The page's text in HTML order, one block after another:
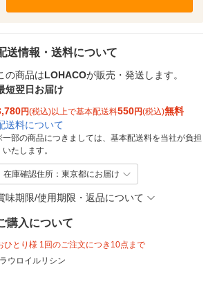
送情報・送料について
の商品はLOHACOが販売・発送します。
短翌日お届け
円(税込)以上で基本配送料550円(税込)無料
送料について
一部の商品につきましては、基本配送料を当社が負担
いたします。
在庫確認住所：東京都にお届け
味期限/使用期限・返品について
購入について
ひとり様 1回のご注文につき10点まで
ウロイルリシン